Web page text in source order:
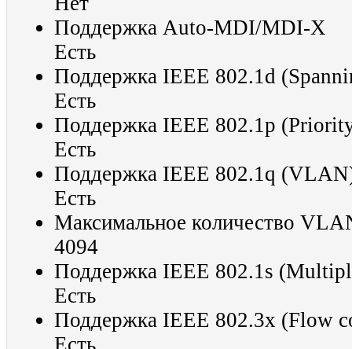
Поддержка Auto-MDI/MDI-X
Есть
Поддержка IEEE 802.1d
Есть
Поддержка IEEE 802.1p
Есть
Поддержка IEEE 802.1q
Есть
Максимальное количество
4094
Поддержка IEEE 802.1s
Есть
Поддержка IEEE 802.3x (Flow